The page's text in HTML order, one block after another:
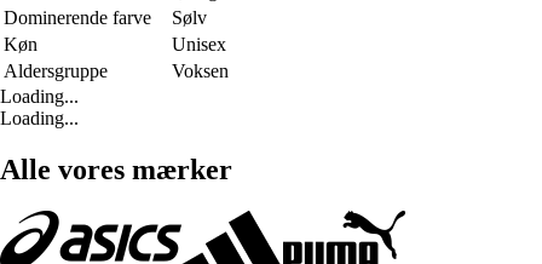
Dominerende farve
Sølv
Køn
Unisex
Aldersgruppe
Voksen
Loading...
Loading...
Alle vores mærker